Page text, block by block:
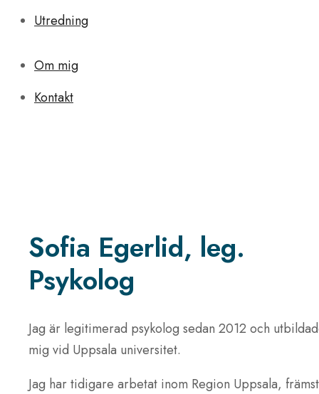
Utredning
Om mig
Kontakt
Sofia Egerlid, leg.
Psykolog
Jag är legitimerad psykolog sedan 2012 och
mig vid Uppsala universitet.
Jag har tidigare arbetat inom Region Uppsala, främst